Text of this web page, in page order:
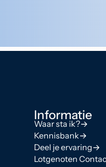
Informatie
Waar sta ik?
Kennisbank
Deel je ervaring
Lotgenoten